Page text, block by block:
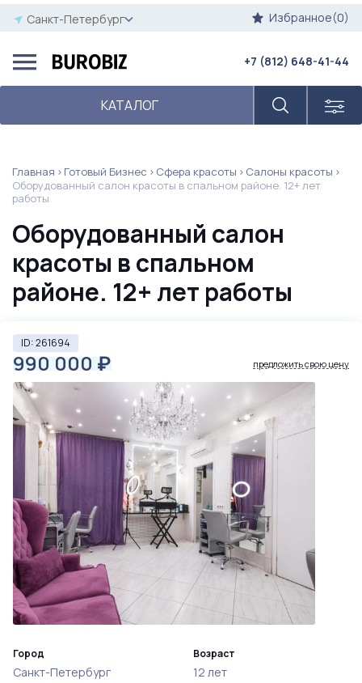
Санкт-Петербург Избранное(0)
КАТАЛОГ
+7 (812) 648-41-44
Главная Готовый Бизнес Сфера красоты
Салоны красоты
Оборудованный салон красоты в спальном районе. 12+ лет
работы
Оборудованный салон
красоты в спальном
районе. 12+ лет работы
ID: 261694
990 000 ₽ предложить свою цену
Город
Санкт-Петербург
Возраст
12 лет